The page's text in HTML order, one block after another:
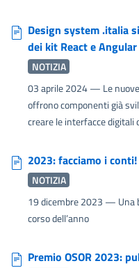
Design system .italia
dei kit React e Angular
NOTIZIA
03 aprile 2024— Le
offrono componenti già
creare le interfacce digitali
2023: facciamo i conti!
NOTIZIA
19 dicembre 2023 — Una
corso dell’anno
Premio OSOR 2023: